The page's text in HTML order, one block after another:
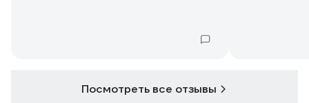
Посмотреть все отзывы